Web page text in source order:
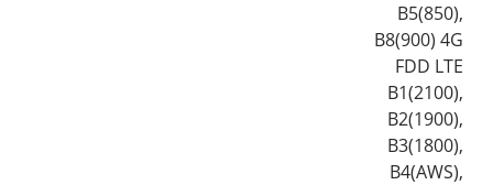
B5(850),
B8(900) 4G
FDD LTE
B1(2100),
B2(1900),
B3(1800),
B4(AWS),